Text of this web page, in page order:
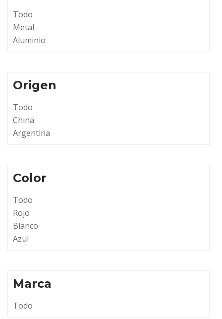
Todo
Metal
Aluminio
Origen
Todo
China
Argentina
Color
Todo
Rojo
Blanco
Azul
Marca
Todo